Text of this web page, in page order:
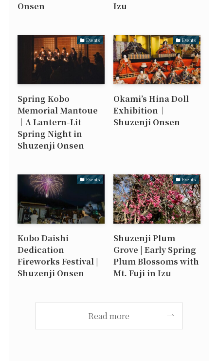
Onsen
Izu
Events
Spring Kobo
Memorial Mantoue
｜A Lantern-Lit
Spring Night in
Shuzenji Onsen
Events
Okami’s Hina Doll
Exhibition｜
Shuzenji Onsen
Events
Kobo Daishi
Dedication
Fireworks Festival |
Shuzenji Onsen
Events
Shuzenji Plum
Grove | Early Spring
Plum Blossoms with
Mt. Fuji in Izu
Read more